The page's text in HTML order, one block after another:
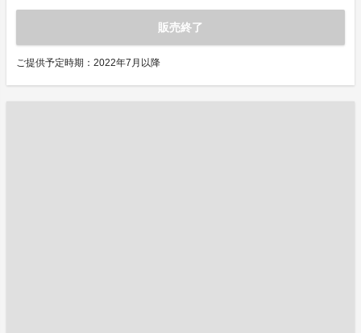
販売終了
ご提供予定時期：2022年7月以降